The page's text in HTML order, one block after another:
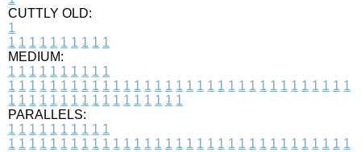
CUTTLY OLD:
1
1 1 1 1 1 1 1 1 1 1
MEDIUM:
1 1 1 1 1 1 1 1 1 1
1 1 1 1 1 1 1 1 1 1 1 1 1 1 1 1 1 1 1 1 1 1 1 1 1 1 1 1 1 1 1 1 1
1 1 1 1 1 1 1 1 1 1 1 1 1 1 1 1 1
PARALLELS:
1 1 1 1 1 1 1 1 1 1
1 1 1 1 1 1 1 1 1 1 1 1 1 1 1 1 1 1 1 1 1 1 1 1 1 1 1 1 1 1 1 1 1